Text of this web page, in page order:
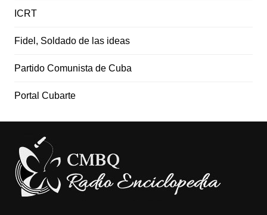
ICRT
Fidel, Soldado de las ideas
Partido Comunista de Cuba
Portal Cubarte